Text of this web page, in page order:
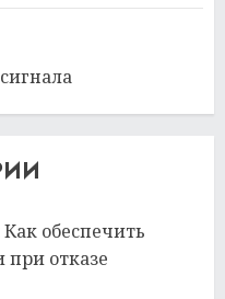
Как обеспечить
при отказе